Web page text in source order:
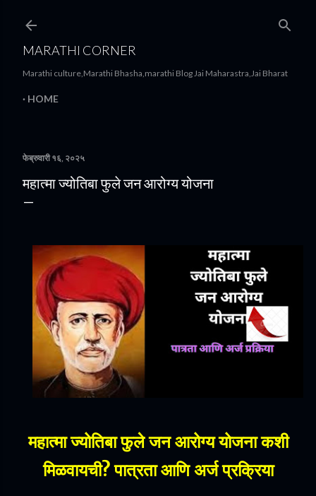
MARATHI CORNER
Marathi culture,Marathi Bhasha,marathi Blog Jai Maharastra,Jai Bharat
HOME
फेब्रुवारी १६, २०२५
महात्मा ज्योतिबा फुले जन आरोग्य योजना
महात्मा ज्योतिबा फुले जन आरोग्य योजना कशी
मिळवायची? पात्रता आणि अर्ज प्रक्रिया